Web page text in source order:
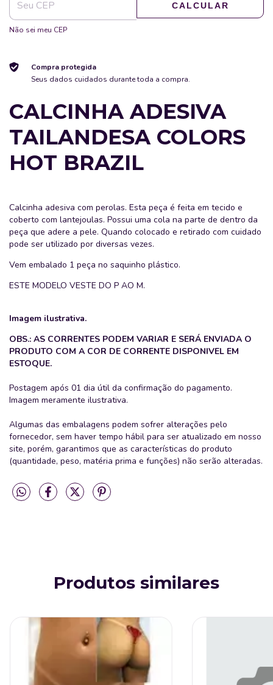
CALCULAR
Não sei meu CEP
Compra protegida
Seus dados cuidados durante toda a compra.
CALCINHA ADESIVA
TAILANDESA COLORS
HOT BRAZIL
Calcinha adesiva com perolas. Esta peça é feita em tecido e
coberto com lantejoulas. Possui uma cola na parte de dentro da
peça que adere a pele. Quando colocado e retirado com cuidado
pode ser utilizado por diversas vezes.
Vem embalado 1 peça no saquinho plástico.
ESTE MODELO VESTE DO P AO M.
Imagem ilustrativa.
OBS.: AS CORRENTES PODEM VARIAR E SERÁ ENVIADA O
PRODUTO COM A COR DE CORRENTE DISPONIVEL EM
ESTOQUE.
Postagem após 01 dia útil da confirmação do pagamento.
Imagem meramente ilustrativa.
Algumas das embalagens podem sofrer alterações pelo
fornecedor, sem haver tempo hábil para ser atualizado em nosso
site, porém, garantimos que as características do produto
(quantidade, peso, matéria prima e funções) não serão alteradas.
Produtos similares